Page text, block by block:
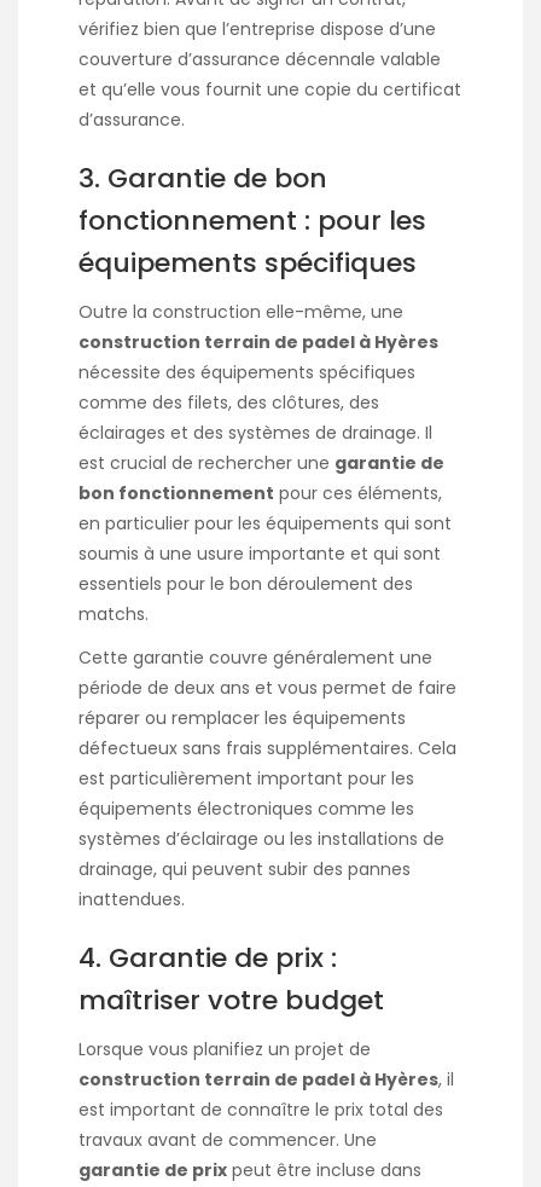
vérifiez bien que l’entreprise dispose d’une
couverture d’assurance décennale valable
et qu’elle vous fournit une copie du certificat
d’assurance.
3. Garantie de bon
fonctionnement : pour les
équipements spécifiques
Outre la construction elle-même, une
construction terrain de padel à Hyères
nécessite des équipements spécifiques
comme des filets, des clôtures, des
éclairages et des systèmes de drainage. Il
est crucial de rechercher une garantie de
bon fonctionnement pour ces éléments,
en particulier pour les équipements qui sont
soumis à une usure importante et qui sont
essentiels pour le bon déroulement des
matchs.
Cette garantie couvre généralement une
période de deux ans et vous permet de faire
réparer ou remplacer les équipements
défectueux sans frais supplémentaires. Cela
est particulièrement important pour les
équipements électroniques comme les
systèmes d’éclairage ou les installations de
drainage, qui peuvent subir des pannes
inattendues.
4. Garantie de prix :
maîtriser votre budget
Lorsque vous planifiez un projet de
construction terrain de padel à Hyères, il
est important de connaître le prix total des
travaux avant de commencer. Une
garantie de prix peut être incluse dans